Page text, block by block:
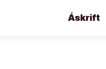
Áskrift